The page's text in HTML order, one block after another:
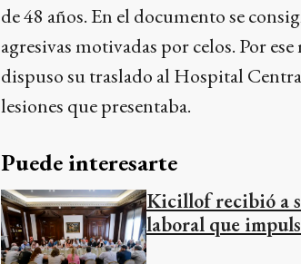
de 48 años. En el documento se
agresivas motivadas por celos. Por
dispuso su traslado al Hospital
lesiones que presentaba.
Puede interesarte
Kicillof recibió a
laboral que